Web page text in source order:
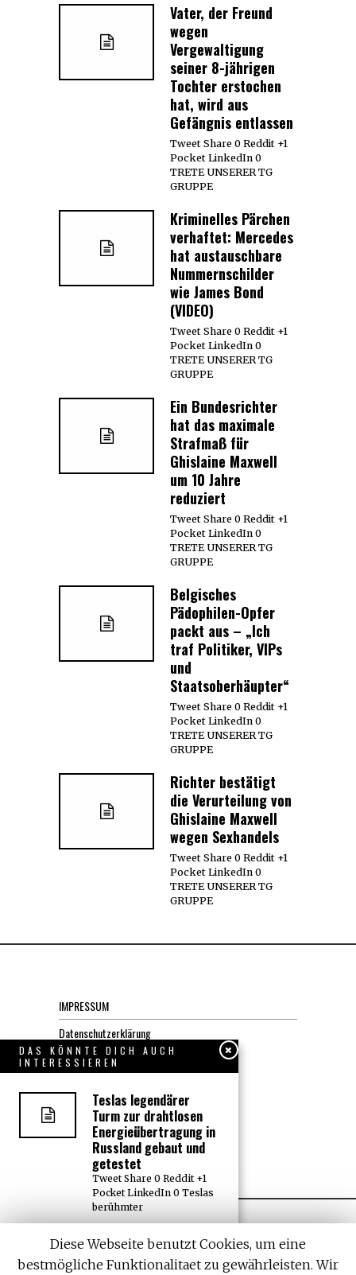
Vater, der Freund
wegen
Vergewaltigung
seiner 8-jährigen
Tochter erstochen
hat, wird aus
Gefängnis entlassen
Tweet Share 0 Reddit +1
Pocket LinkedIn 0
TRETE UNSERER TG
GRUPPE
Kriminelles Pärchen
verhaftet: Mercedes
hat austauschbare
Nummernschilder
wie James Bond
(VIDEO)
Tweet Share 0 Reddit +1
Pocket LinkedIn 0
TRETE UNSERER TG
GRUPPE
Ein Bundesrichter
hat das maximale
Strafmaß für
Ghislaine Maxwell
um 10 Jahre
reduziert
Tweet Share 0 Reddit +1
Pocket LinkedIn 0
TRETE UNSERER TG
GRUPPE
Belgisches
Pädophilen-Opfer
packt aus – „Ich
traf Politiker, VIPs
und
Staatsoberhäupter“
Tweet Share 0 Reddit +1
Pocket LinkedIn 0
TRETE UNSERER TG
GRUPPE
Richter bestätigt
die Verurteilung von
Ghislaine Maxwell
wegen Sexhandels
Tweet Share 0 Reddit +1
Pocket LinkedIn 0
TRETE UNSERER TG
GRUPPE
IMPRESSUM
Datenschutzerklärung
KONTAKT
Über uns, den “Wächter”
Diese Webseite benutzt Cookies, um eine
bestmögliche Funktionalitaet zu gewährleisten. Wir
DAS KÖNNTE DICH AUCH
INTERESSIEREN
Teslas legendärer
Turm zur drahtlosen
Energieübertragung in
Russland gebaut und
getestet
Tweet Share 0 Reddit +1
Pocket LinkedIn 0 Teslas
berühmter
Komplette Liste von
Banken im Besitz und
unter Kontrolle der